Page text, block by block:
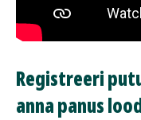
Registreeri
anna panus